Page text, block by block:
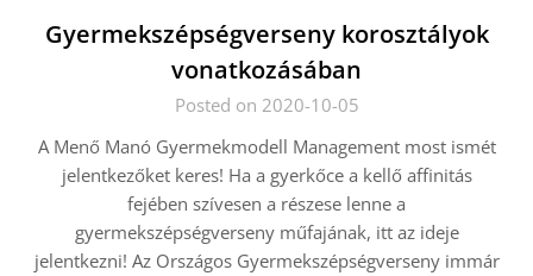
Gyermekszépségverseny korosztályok
vonatkozásában
Posted on 2020-10-05
A Menő Manó Gyermekmodell Management most ismét
jelentkezőket keres! Ha a gyerkőce a kellő affinitás
fejében szívesen a részese lenne a
gyermekszépségverseny műfajának, itt az ideje
jelentkezni! Az Országos Gyermekszépségverseny immár